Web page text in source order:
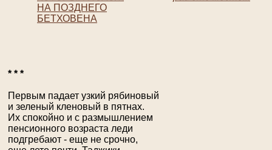
НА ПОЗДНЕГО
БЕТХОВЕНА
* * *
Первым падает узкий рябиновый
и зеленый кленовый в пятнах.
Их спокойно и с размышлением
пенсионного возраста леди
подгребают - еще не срочно,